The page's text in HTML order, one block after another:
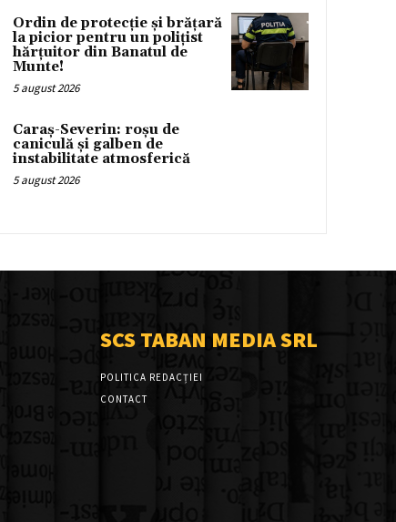
Ordin de protecție și brățară
la picior pentru un polițist
hărțuitor din Banatul de
Munte!
5 august 2026
Caraș-Severin: roșu de
caniculă și galben de
instabilitate atmosferică
5 august 2026
SCS TABAN MEDIA SRL
POLITICA REDACȚIEI
CONTACT